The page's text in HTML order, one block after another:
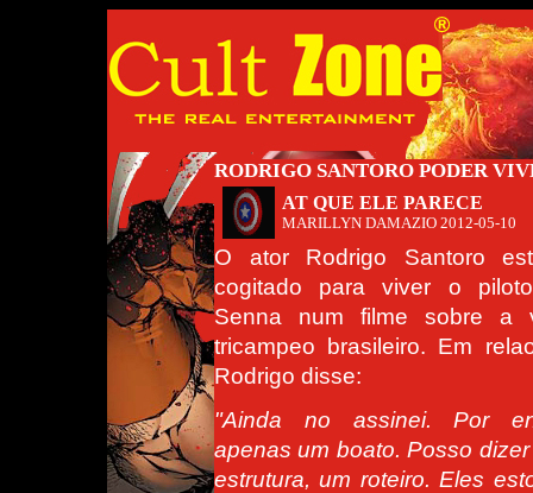
RODRIGO SANTORO PODER
AT QUE ELE PARECE
MARILLYN DAMAZIO 2012-05-10
O ator Rodrigo Santoro
cogitado para viver o
Senna num filme sobre a
tricampeo brasileiro. Em
Rodrigo disse:
"Ainda no assinei. Por
apenas um boato. Posso
estrutura, um roteiro. Eles